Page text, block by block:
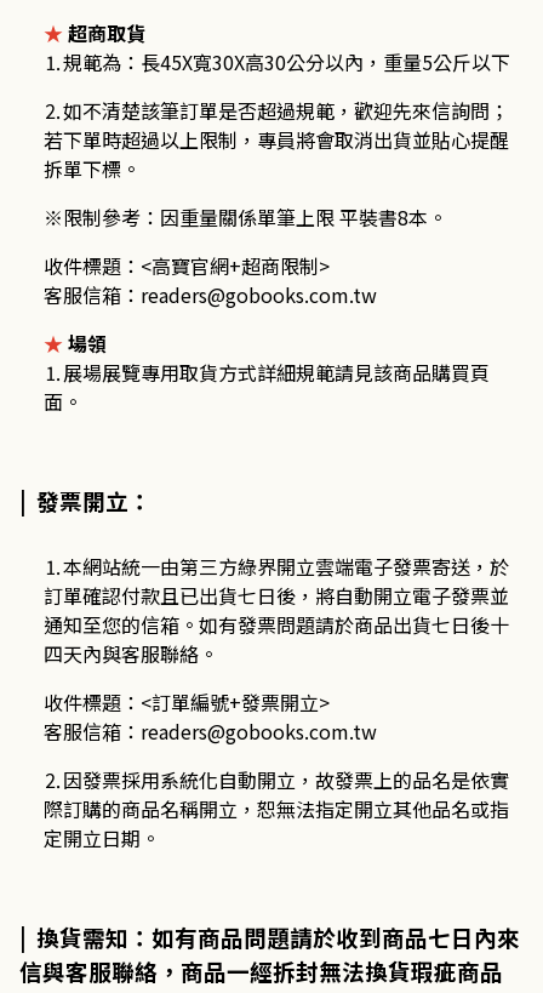
★ 超商取貨
⒈規範為：長45X寬30X高30公分以內，重量5公斤以下
⒉如不清楚該筆訂單是否超過規範，歡迎先來信詢問；
若下單時超過以上限制，專員將會取消出貨並貼心提醒
拆單下標。
※限制參考：因重量關係單筆上限 平裝書8本。
收件標題： <高寶官網+超商限制>
客服信箱： readers@gobooks.com.tw
★ 場領
⒈展場展覽專用取貨方式詳細規範請見該商品購買頁
面。
| 發票開立：
⒈本網站統一由第三方綠界開立雲端電子發票寄送，於
訂單確認付款且已出貨七日後，將自動開立電子發票並
通知至您的信箱。如有發票問題請於商品出貨七日後十
四天內與客服聯絡。
收件標題： <訂單編號+發票開立>
客服信箱： readers@gobooks.com.tw
⒉因發票採用系統化自動開立，故發票上的品名是依實
際訂購的商品名稱開立，恕無法指定開立其他品名或指
定開立日期。
| 換貨需知：如有商品問題請於收到商品七日內來
信與客服聯絡，商品一經拆封無法換貨瑕疵商品